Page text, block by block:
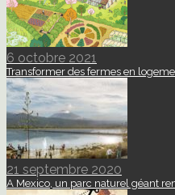
6 octobre 2021
Transformer des fermes en
21 septembre 2020
A Mexico, un parc naturel géant